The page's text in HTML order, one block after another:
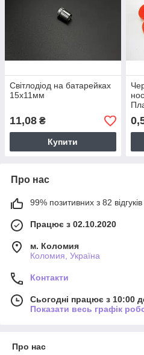
Світлодіод на батарейках
15х11мм
11,08 ₴
Купити
Про нас
99% позитивних з 82 відгуків
Працює з 02.10.2020
м. Коломия
Коломия, Україна
Контакти
Сьогодні працює з 10:00
Показати весь графік
Про нас